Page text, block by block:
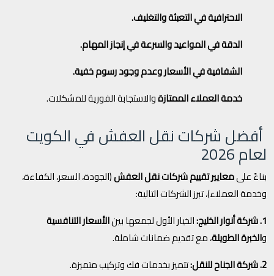
الاحترافية في التعبئة والتغليف.
الدقة في المواعيد والسرعة في إنجاز المهام.
الشفافية في الأسعار وعدم وجود رسوم خفية.
خدمة العملاء الممتازةوالاستجابة الفورية للمشكلات.
أفضل شركات نقل العفش في الكويت
لعام 2026
بناءً علىمعايير تقييم شركات نقل العفش(الجودة، السعر، الكفاءة،
وخدمة العملاء)، تبرز الشركات التالية:
1. شركة أنوار الخليج:
الخيار الأول لجمعها بينالأسعار التنافسية
والخبرة الطويلة، مع تقديم ضمانات شاملة.
2. شركة الجناح للنقل:
تتميز بخدمات فك وتركيب متميزة.